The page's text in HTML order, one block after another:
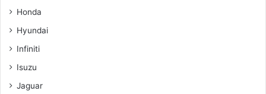
Honda
Hyundai
Infiniti
Isuzu
Jaguar